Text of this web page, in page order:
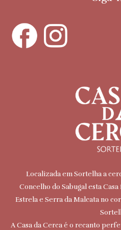
Localizada em Sortelha a
Concelho do Sabugal esta
Estrela e Serra da Malcata no
A Casa da Cerca é o recanto